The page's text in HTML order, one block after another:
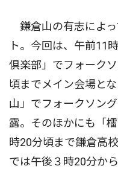
鎌倉山の有志によ
ト。今回は、午前11
倶楽部」でフォーク
頃までメイン会場と
山」でフォークソン
露。そのほかにも「
時20分頃まで鎌倉高
では午後３時20分か